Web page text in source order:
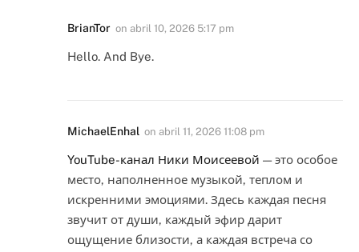
BrianTor on abril 10, 2026 5:17 pm
Hello. And Bye.
MichaelEnhal on abril 11, 2026 11:08 pm
YouTube-канал Ники Моисеевой — это особое
место, наполненное музыкой, теплом и
искренними эмоциями. Здесь каждая песня
звучит от души, каждый эфир дарит
ощущение близости, а каждая встреча со